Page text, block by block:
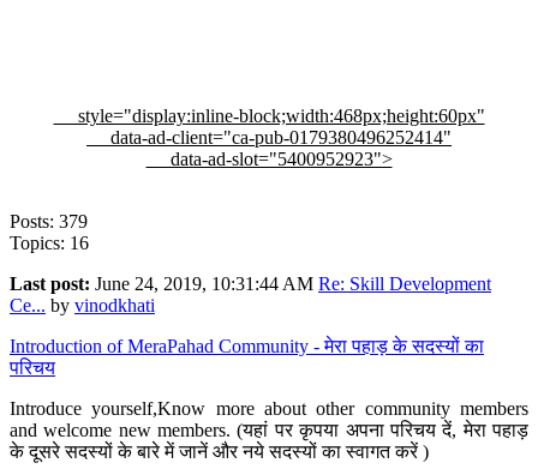
style="display:inline-block;width:468px;height:60px"
data-ad-client="ca-pub-0179380496252414"
data-ad-slot="5400952923">
Posts: 379
Topics: 16
Last post: June 24, 2019, 10:31:44 AM Re: Skill Development
Ce... by vinodkhati
Introduction of MeraPahad Community - मेरा पहाड़ के सदस्यों का
परिचय
Introduce yourself,Know more about other community members
and welcome new members. (यहां पर कृपया अपना परिचय दें, मेरा पहाड़
के दूसरे सदस्यों के बारे में जानें और नये सदस्यों का स्वागत करें )